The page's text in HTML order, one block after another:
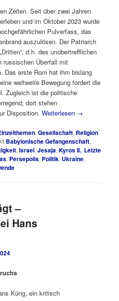
Zeiten. Seit über zwei Jahren
und im Oktober 2023 wurde
Pulverfass, das
auszulösen. Der Patriarch
d.h. des unübertrefflichen
russischen Überfall mit
Das erste Rom hat ihm bislang
weltweite Bewegung fordert die
Zugleich ist die politische
dort stehen
Disposition.Weiterlesen →
,Gesellschaft, Religion
Babylonische Gefangenschaft,
,Israel,Jesaja,Kyros II., Letzte
, Persepolis, Politik, Ukraine,
–
Hans
Küng, ein kritisch